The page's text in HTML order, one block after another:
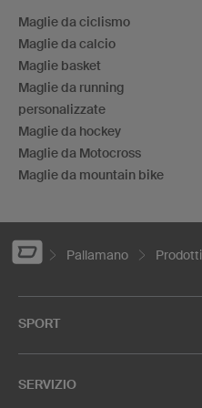
Maglie da ciclismo
Maglie da calcio
Maglie basket
Maglie da running
personalizzate
Maglie da hockey
Maglie da Motocross
Maglie da mountain bike
Pallamano Prodotti
SPORT
SERVIZIO